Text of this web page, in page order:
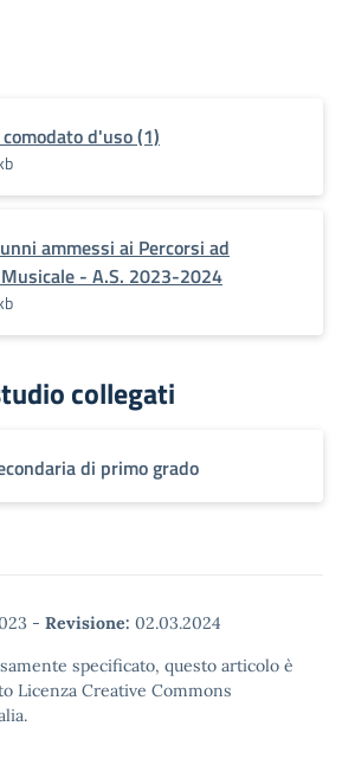
d'uso (1)
ammessi ai Percorsi ad
- A.S. 2023-2024
collegati
di primo grado
- Revisione: 02.03.2024
specificato, questo articolo è
Licenza Creative Commons